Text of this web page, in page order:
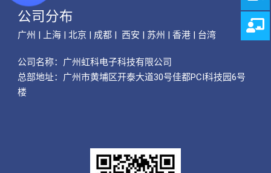
公司分布
广州 | 上海 | 北京 | 成都 | 西安 | 苏州 | 香港 | 台湾
公司名称： 广州虹科电子科技有限公司
总部地址：广州市黄埔区开泰大道30号佳都PCI科技园6号
楼